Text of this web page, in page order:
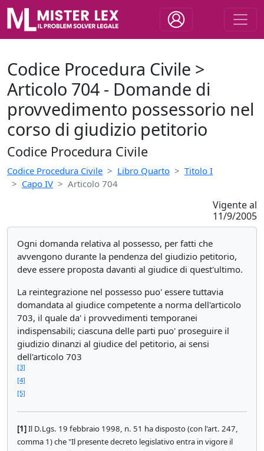
Codice Procedura Civile >
Articolo 704 - Domande di
provvedimento possessorio nel
corso di giudizio petitorio
Codice Procedura Civile
Codice Procedura Civile Libro Quarto
Titolo I
Capo IV
Articolo 704
Vigente al
11/9/2005
Ogni domanda relativa al possesso, per fatti che
avvengono durante la pendenza del giudizio petitorio,
deve essere proposta davanti al giudice di quest'ultimo.
La reintegrazione nel possesso puo' essere tuttavia
domandata al giudice competente a norma dell'articolo
703, il quale da' i provvedimenti temporanei
indispensabili; ciascuna delle parti puo' proseguire il
giudizio dinanzi al giudice del petitorio, ai sensi
dell'articolo 703
[3]
[4]
[5]
[1]Il D.Lgs. 19 febbraio 1998, n. 51 ha disposto (con l'art. 247,
comma 1) che "Il presente decreto legislativo entra in vigore il